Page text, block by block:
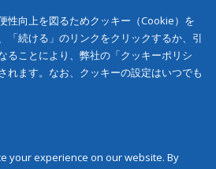
性向上を図るためクッキー（Cookie）を
「続ける」のリンクをクリックするか、引
ることにより、弊社の「クッキーポリシ
れます。なお、クッキーの設定はいつでも
your experience on our website. By